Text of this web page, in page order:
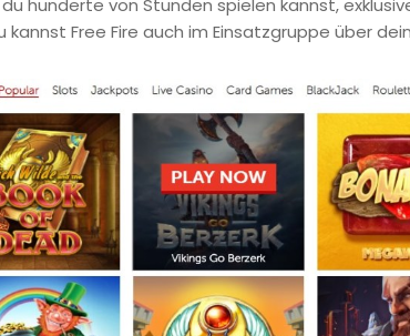
hunderte von Stunden spielen kannst,
kannst Free Fire auch im Einsatzgruppe über